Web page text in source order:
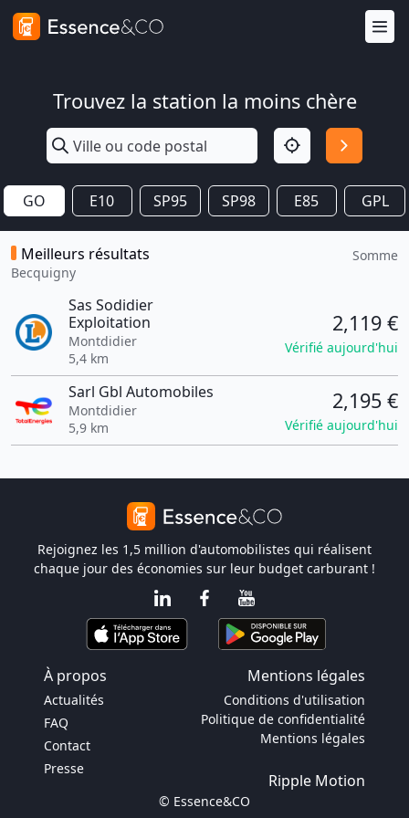
Trouvez la station la moins chère
GO E10 SP95 SP98 E85 GPL
Meilleurs résultats
Becquigny
Somme
Sas Sodidier
Exploitation
Montdidier
5,4 km
2,119 €
Vérifié aujourd'hui
Sarl Gbl Automobiles
Montdidier
5,9 km
2,195 €
Vérifié aujourd'hui
Rejoignez les 1,5 million d'automobilistes qui réalisent
chaque jour des économies sur leur budget carburant !
À propos Mentions légales
Actualités
FAQ
Contact
Presse
Conditions d'utilisation
Politique de confidentialité
Mentions légales
Ripple Motion
© Essence&CO